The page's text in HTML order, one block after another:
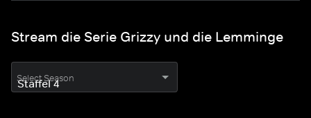
Stream die Serie Grizzy und die Lemminge
Select Season